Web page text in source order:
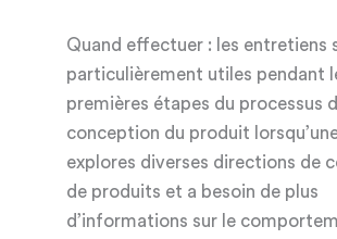
Quand effectuer : les entretiens
particulièrement utiles pendant
premières étapes du processus
conception du produit
explores diverses directions de
de produits et a besoin de plus
d’informations sur le